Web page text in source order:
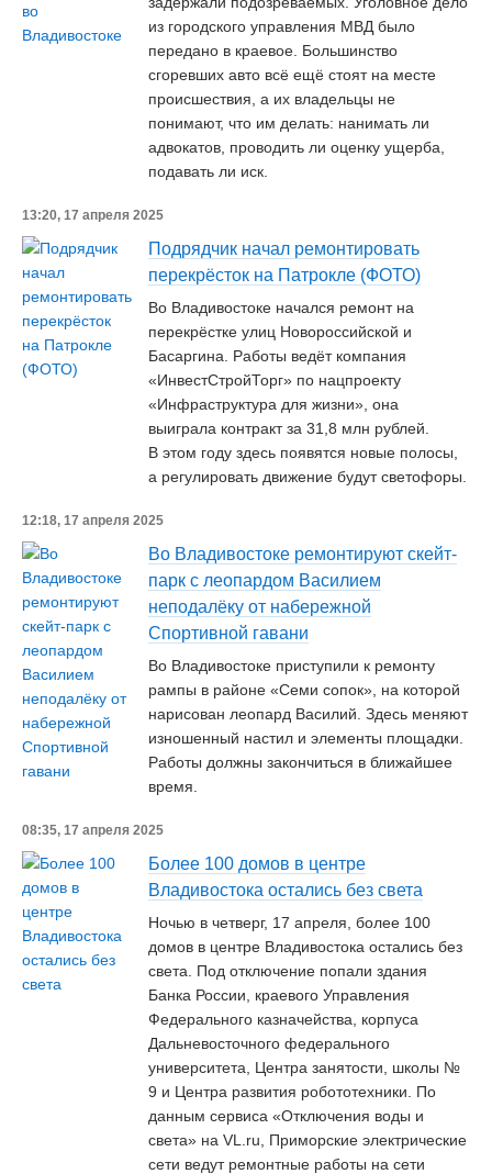
из городского управления МВД было
передано в краевое. Большинство
сгоревших авто всё ещё стоят на месте
происшествия, а их владельцы не
понимают, что им делать: нанимать ли
адвокатов, проводить ли оценку ущерба,
подавать ли иск.
13:20, 17 апреля 2025
Подрядчик начал ремонтировать
перекрёсток на Патрокле (ФОТО)
Во Владивостоке начался ремонт на
перекрёстке улиц Новороссийской и
Басаргина. Работы ведёт компания
«ИнвестСтройТорг» по нацпроекту
«Инфраструктура для жизни», она
выиграла контракт за 31,8 млн рублей.
В этом году здесь появятся новые полосы,
а регулировать движение будут светофоры.
12:18, 17 апреля 2025
Во Владивостоке ремонтируют скейт-
парк с леопардом Василием
неподалёку от набережной
Спортивной гавани
Во Владивостоке приступили к ремонту
рампы в районе «Семи сопок», на которой
нарисован леопард Василий. Здесь меняют
изношенный настил и элементы площадки.
Работы должны закончиться в ближайшее
время.
08:35, 17 апреля 2025
Более 100 домов в центре
Владивостока остались без света
Ночью в четверг, 17 апреля, более 100
домов в центре Владивостока остались без
света. Под отключение попали здания
Банка России, краевого Управления
Федерального казначейства, корпуса
Дальневосточного федерального
университета, Центра занятости, школы №
9 и Центра развития робототехники. По
данным сервиса «Отключения воды и
света» на VL.ru, Приморские электрические
сети ведут ремонтные работы на сети